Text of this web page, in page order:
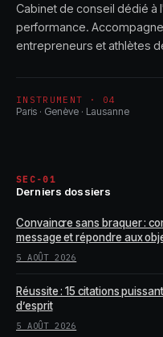
Cabinet de conseil dédié à
performance.
entrepreneurs et athlètes
INSTRUMENT · 04
Paris · Genève · Lausanne
SEC-01
Derniers dossiers
Convaincre sans braquer :
message et répondre aux
5 AOÛT 2026
Réussite : 15 citations
d’esprit
5 AOÛT 2026